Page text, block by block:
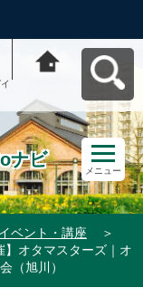
ナビへ戻る
ナビ
メニュー
イベント・講座
＞
】オタマスターズ｜オ
（旭川）